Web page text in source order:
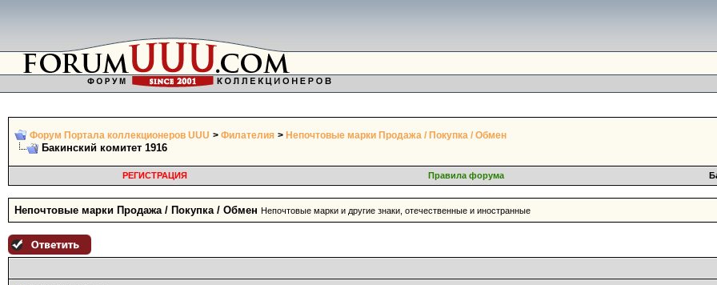
Форум Портала коллекционеров UUU > Филателия > Непочтовые марки Продажа / Покупка / Обмен
Бакинский комитет 1916
РЕГИСТРАЦИЯ Правила форума
Непочтовые марки Продажа / Покупка / Обмен Непочтовые марки и другие знаки, отечественные и иностранные